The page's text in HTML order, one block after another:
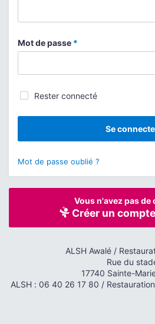
Mot de passe *
Rester connecté
Se
Mot de passe oublié ?
Vous n'avez pas de
Créer un
ALSH Awalé /
Rue du
17740 Sainte-
ALSH : 06 40 26 17 80 /